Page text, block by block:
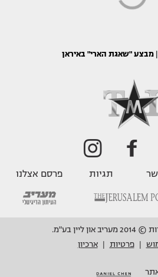
מבצע "שאגת הארי" באיראן
תגיות פרסם אצלנו
ליין בע"מ.
פרטיות ארכיון